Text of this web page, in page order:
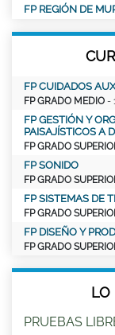
FP REGIÓN DE
FP CUIDADOS
FP GRADO MEDIO -
FP GESTIÓN Y
PAISAJÍSTICOS A
FP GRADO
FP SONIDO
FP GRADO
FP SISTEMAS DE
FP GRADO
FP DISEÑO Y
FP GRADO
LO
PRUEBAS